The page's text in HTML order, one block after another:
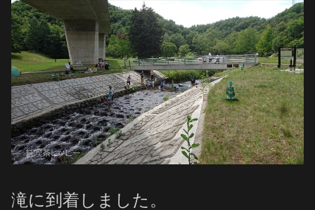
滝に到着しました。